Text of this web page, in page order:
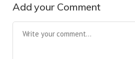
Add your Comment